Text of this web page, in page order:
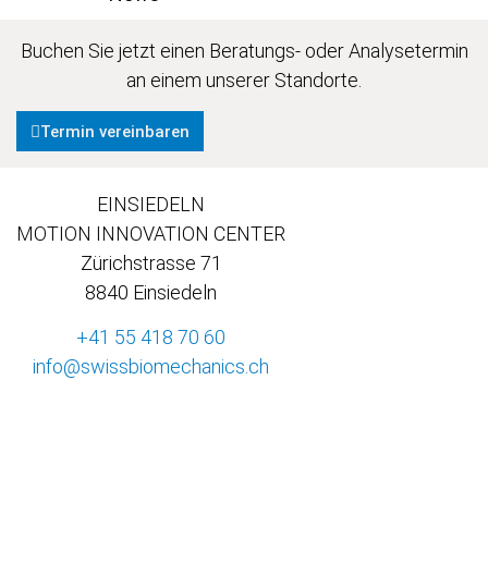
Buchen Sie jetzt einen Beratungs- oder Analysetermin
an einem unserer Standorte.
Termin vereinbaren
EINSIEDELN
MOTION INNOVATION CENTER
Zürichstrasse 71
8840 Einsiedeln
+41 55 418 70 60
info@swissbiomechanics.ch